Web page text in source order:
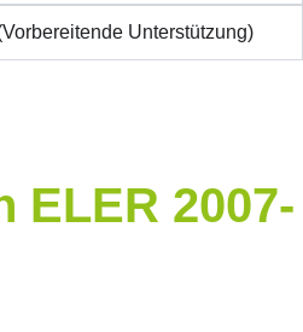
Unterstützung)
ELER 2007-